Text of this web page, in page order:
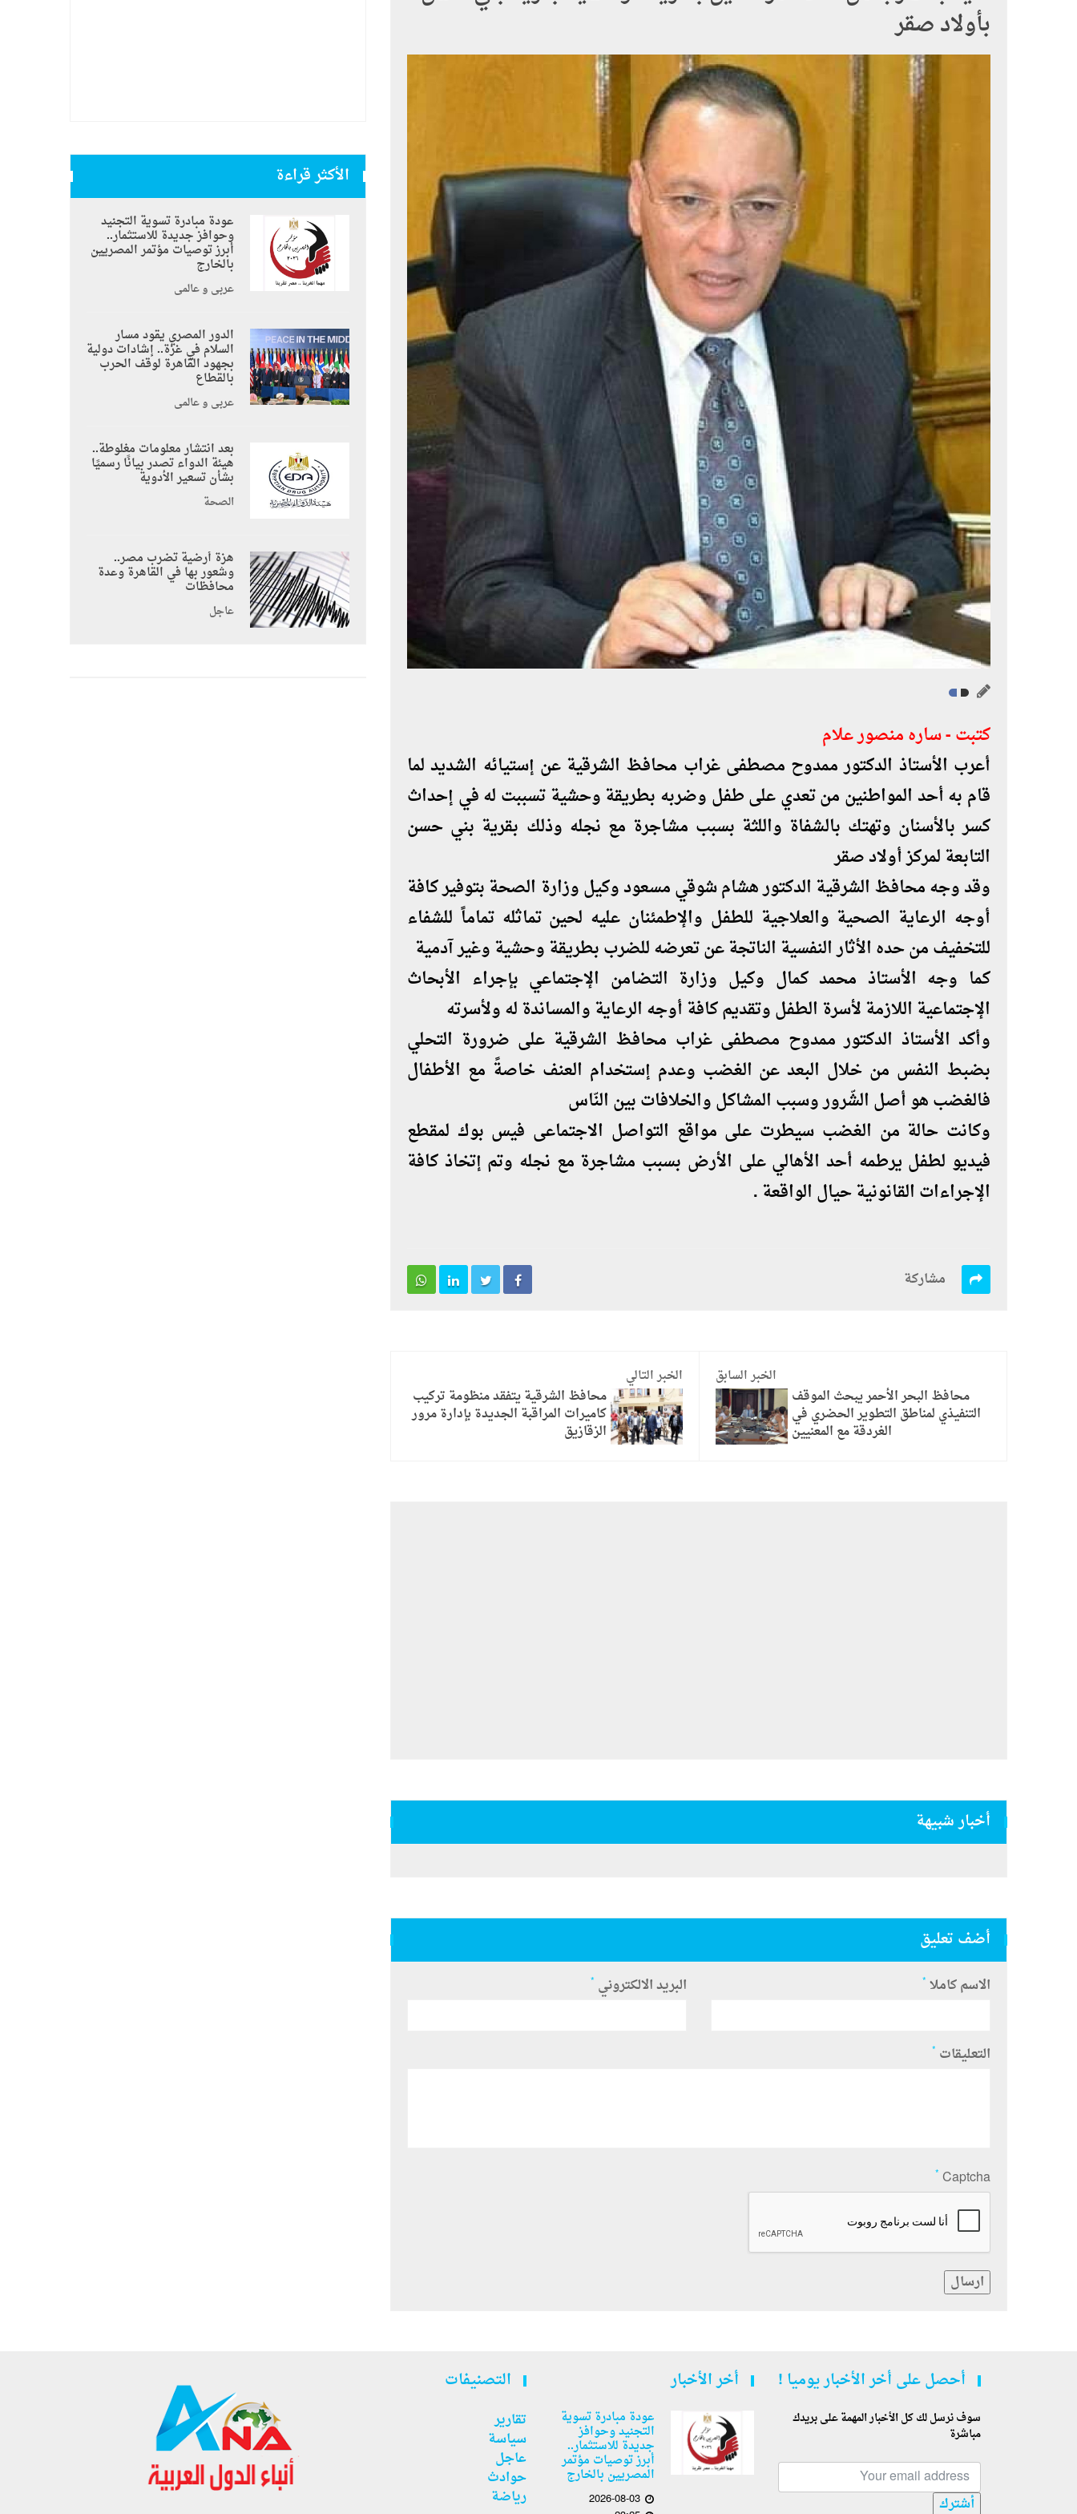
بأولاد صقر
كتبت - ساره منصور علام
أعرب الأستاذ الدكتور ممدوح مصطفى غراب محافظ الشرقية عن إستيائه الشديد لما
قام به أحد المواطنين من تعدي على طفل وضربه بطريقة وحشية تسببت له في إحداث
كسر بالأسنان وتهتك بالشفاة واللثة بسبب مشاجرة مع نجله وذلك بقرية بني حسن
التابعة لمركز أولاد صقر
وقد وجه محافظ الشرقية الدكتور هشام شوقي مسعود وكيل وزارة الصحة بتوفير كافة
أوجه الرعاية الصحية والعلاجية للطفل والإطمئنان عليه لحين تماثله تماماً للشفاء
للتخفيف من حده الأثار النفسية الناتجة عن تعرضه للضرب بطريقة وحشية وغير آدمية
كما وجه الأستاذ محمد كمال وكيل وزارة التضامن الإجتماعي بإجراء الأبحاث
الإجتماعية اللازمة لأسرة الطفل وتقديم كافة أوجه الرعاية والمساندة له ولأسرته
وأكد الأستاذ الدكتور ممدوح مصطفى غراب محافظ الشرقية على ضرورة التحلي
بضبط النفس من خلال البعد عن الغضب وعدم إستخدام العنف خاصةً مع الأطفال
فالغضب هو أصل الشّرور وسبب المشاكل والخلافات بين النّاس
وكانت حالة من الغضب سيطرت على مواقع التواصل الاجتماعى فيس بوك لمقطع
فيديو لطفل يرطمه أحد الأهالي على الأرض بسبب مشاجرة مع نجله وتم إتخاذ كافة
الإجراءات القانونية حيال الواقعة .
مشاركة
الخبر السابق
محافظ البحر الأحمر يبحث الموقف
التنفيذي لمناطق التطوير الحضري في
الغردقة مع المعنيين
الخبر التالي
محافظ الشرقية يتفقد منظومة تركيب
كاميرات المراقبة الجديدة بإدارة مرور
الزقازيق
أخبار شبيهة
أضف تعليق
الاسم كاملا * البريد الالكتروني *
التعليقات *
Captcha
*
ارسال
الأكثر قراءة
عودة مبادرة تسوية التجنيد
وحوافز جديدة للاستثمار..
أبرز توصيات مؤتمر المصريين
بالخارج
عربي و عالمي
الدور المصري يقود مسار
السلام في غزة.. إشادات دولية
بجهود القاهرة لوقف الحرب
بالقطاع
عربي و عالمي
بعد انتشار معلومات مغلوطة..
هيئة الدواء تصدر بيانًا رسميًا
بشأن تسعير الأدوية
الصحة
هزة أرضية تضرب مصر..
وشعور بها في القاهرة وعدة
محافظات
عاجل
أحصل على أخر الأخبار يوميا !
سوف نرسل لك كل الأخبار المهمة على بريدك
مباشرة
أشترك
أخر الأخبار
عودة مبادرة تسوية
التجنيد وحوافز
جديدة للاستثمار..
أبرز توصيات مؤتمر
المصريين بالخارج
2026-08-03
التصنيفات
تقارير
سياسة
عاجل
حوادث
رياضة